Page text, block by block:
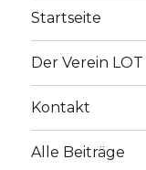
Startseite
Der Verein LOT
Kontakt
Alle Beiträge